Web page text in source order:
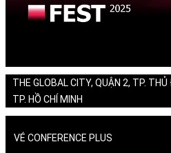
THE GLOBAL CITY, QUẬN 2, TP. THỦ
TP. HỒ CHÍ MINH
VÉ CONFERENCE PLUS